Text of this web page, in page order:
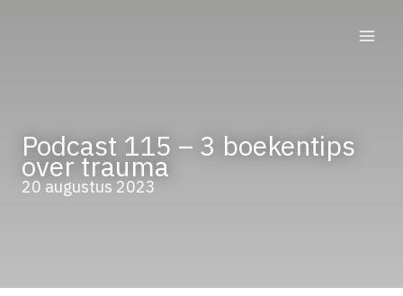
Podcast 115 – 3 boekentips
over trauma
20 augustus 2023